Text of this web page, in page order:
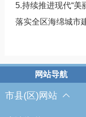
5.持续推进现代“美
落实全区海绵城市
市县(区)网站